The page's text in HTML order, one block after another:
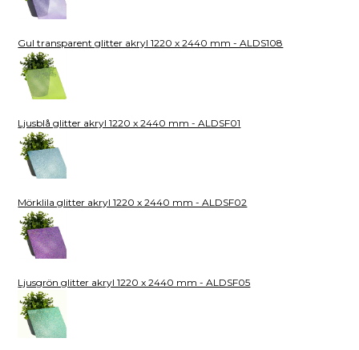
Gul transparent glitter akryl 1220 x 2440 mm - ALDS108
Ljusblå glitter akryl 1220 x 2440 mm - ALDSF01
Mörklila glitter akryl 1220 x 2440 mm - ALDSF02
Ljusgrön glitter akryl 1220 x 2440 mm - ALDSF05